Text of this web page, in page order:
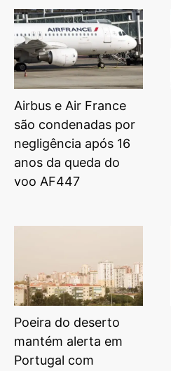
Airbus e Air France
são condenadas por
negligência após 16
anos da queda do
voo AF447
Poeira do deserto
mantém alerta em
Portugal com